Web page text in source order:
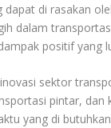
di rasakan
dalam
positif yang
sektor
pintar,
yang di